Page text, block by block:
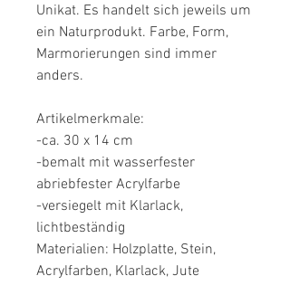
Unikat. Es handelt sich jeweils um
ein Naturprodukt. Farbe, Form,
Marmorierungen sind immer
anders.
Artikelmerkmale:
-ca. 30 x 14 cm
-bemalt mit wasserfester
abriebfester Acrylfarbe
-versiegelt mit Klarlack,
lichtbeständig
Materialien: Holzplatte, Stein,
Acrylfarben, Klarlack, Jute